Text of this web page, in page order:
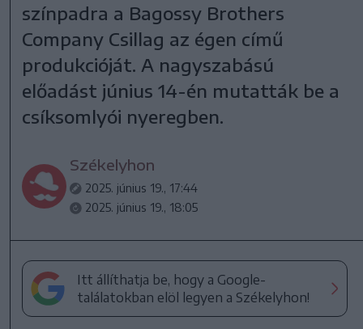
színpadra a Bagossy Brothers
Company Csillag az égen című
produkcióját. A nagyszabású
előadást június 14-én mutatták be a
csíksomlyói nyeregben.
Székelyhon
2025. június 19., 17:44
2025. június 19., 18:05
Itt állíthatja be, hogy a Google-
találatokban elöl legyen a Székelyhon!